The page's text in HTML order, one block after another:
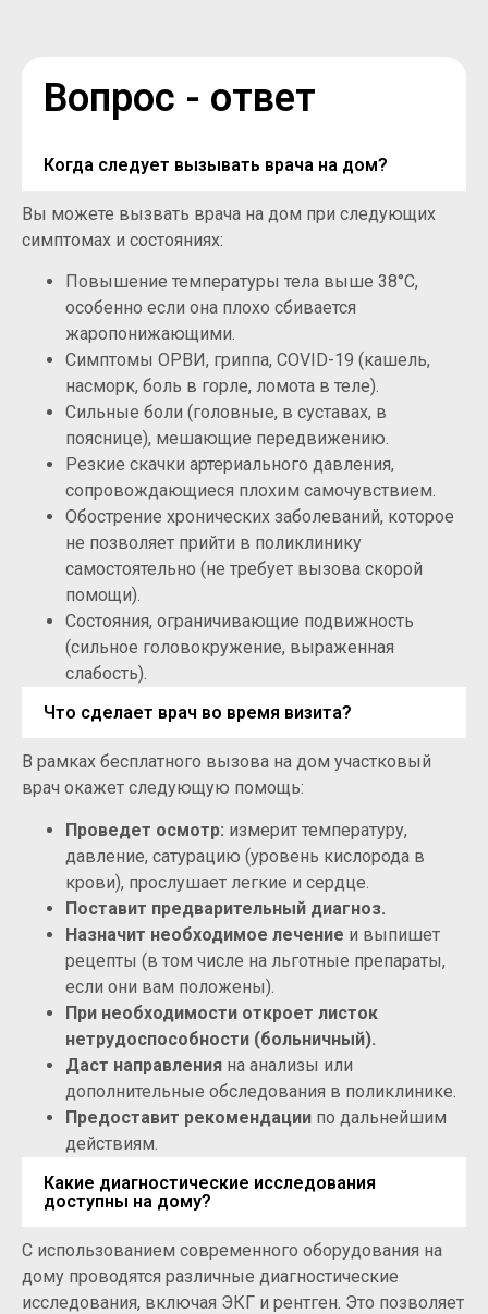
Вопрос - ответ
Когда следует вызывать врача на дом?
Вы можете вызвать врача на дом при следующих
симптомах и состояниях:
Повышение температуры тела выше 38°C,
особенно если она плохо сбивается
жаропонижающими.
Симптомы ОРВИ, гриппа, COVID-19 (кашель,
насморк, боль в горле, ломота в теле).
Сильные боли (головные, в суставах, в
пояснице), мешающие передвижению.
Резкие скачки артериального давления,
сопровождающиеся плохим самочувствием.
Обострение хронических заболеваний, которое
не позволяет прийти в поликлинику
самостоятельно (не требует вызова скорой
помощи).
Состояния, ограничивающие подвижность
(сильное головокружение, выраженная
слабость).
Что сделает врач во время визита?
В рамках бесплатного вызова на дом участковый
врач окажет следующую помощь:
Проведет осмотр: измерит температуру,
давление, сатурацию (уровень кислорода в
крови), прослушает легкие и сердце.
Поставит предварительный диагноз.
Назначит необходимое лечение и выпишет
рецепты (в том числе на льготные препараты,
если они вам положены).
При необходимости откроет листок
нетрудоспособности (больничный).
Даст направления на анализы или
дополнительные обследования в поликлинике.
Предоставит рекомендации по дальнейшим
действиям.
Какие диагностические исследования
доступны на дому?
С использованием современного оборудования на
дому проводятся различные диагностические
исследования, включая ЭКГ и рентген. Это позволяет